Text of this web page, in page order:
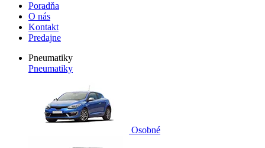
Poradňa
O nás
Kontakt
Predajne
Pneumatiky
Pneumatiky
Osobné